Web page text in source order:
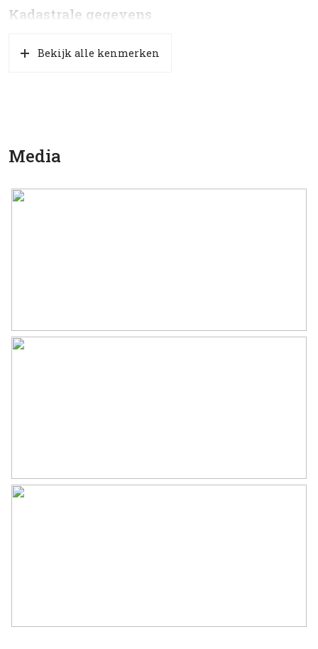
Kadastrale gegevens
Bekijk alle kenmerken
Media